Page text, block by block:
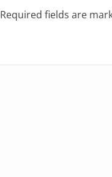
Required fields are